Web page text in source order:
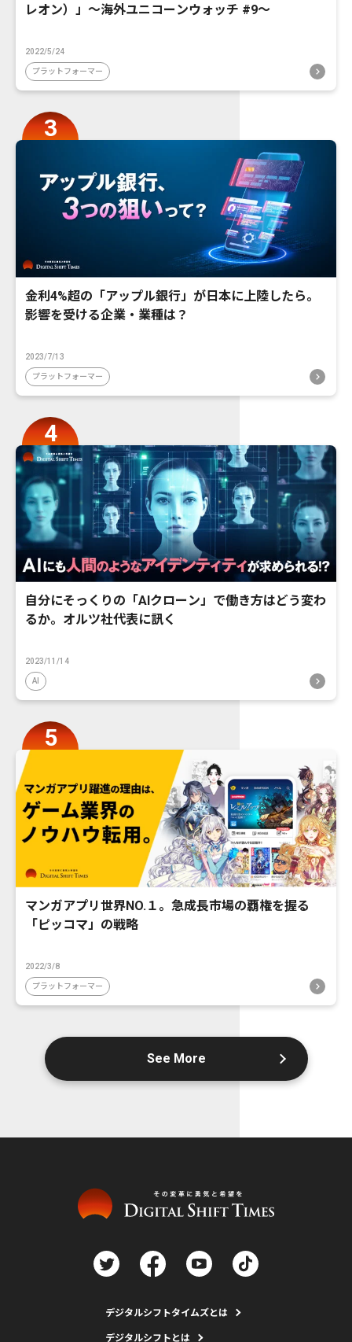
レオン）」〜海外ユニコーンウォッチ #9〜
2022/5/24
プラットフォーマー
金利4%超の「アップル銀行」が日本に上陸したら。
影響を受ける企業・業種は？
2023/7/13
プラットフォーマー
自分にそっくりの「AIクローン」で働き方はどう変わ
るか。オルツ社代表に訊く
2023/11/14
AI
マンガアプリ世界NO.１。急成長市場の覇権を握る
「ピッコマ」の戦略
2022/3/8
プラットフォーマー
See More
デジタルシフトタイムズとは
デジタルシフトとは